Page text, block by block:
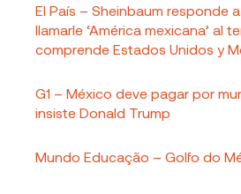
El País – Sheinbaum responde
llamarle ‘América mexicana’ al
comprende Estados Unidos y
G1 – México deve pagar por
insiste Donald Trump
Mundo Educação – Golfo do